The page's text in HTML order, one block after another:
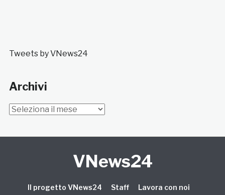
Tweets by VNews24
Archivi
Archivi
VNews24
Il progetto VNews24 Staff Lavora con noi